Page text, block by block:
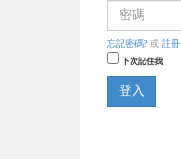
忘記密碼? 或 註冊
下次記住我
登入